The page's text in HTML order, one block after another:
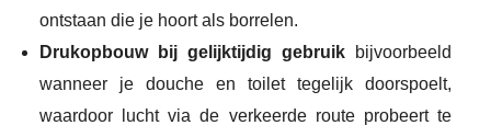
ontstaan die je hoort als borrelen.
Drukopbouw bij gelijktijdig gebruik bijvoorbeeld
wanneer je douche en toilet tegelijk doorspoelt,
waardoor lucht via de verkeerde route probeert te